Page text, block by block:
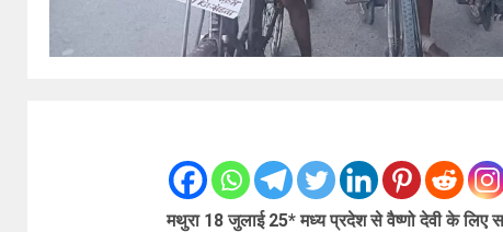
मथुरा 18 जुलाई 25* मध्य प्रदेश से वैष्णो देवी के लिए